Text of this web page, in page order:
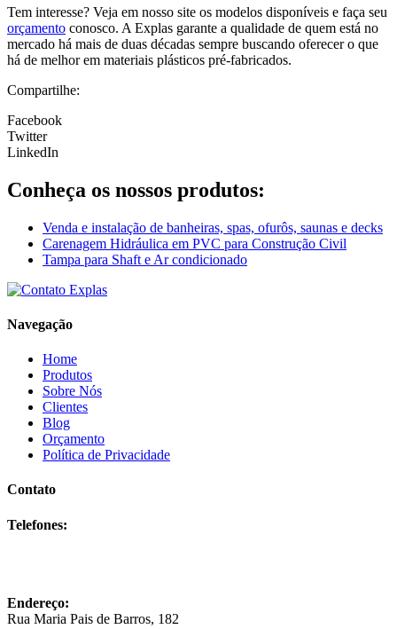
Tem interesse? Veja em nosso site os modelos disponíveis e faça seu
orçamento conosco. A Explas garante a qualidade de quem está no
mercado há mais de duas décadas sempre buscando oferecer o que
há de melhor em materiais plásticos pré-fabricados.
Compartilhe:
Facebook
Twitter
LinkedIn
Conheça os nossos produtos:
Venda e instalação de banheiras, spas, ofurôs, saunas e decks
Carenagem Hidráulica em PVC para Construção Civil
Tampa para Shaft e Ar condicionado
Navegação
Home
Produtos
Sobre Nós
Clientes
Blog
Orçamento
Política de Privacidade
Contato
Telefones:
Endereço:
Rua Maria Pais de Barros, 182